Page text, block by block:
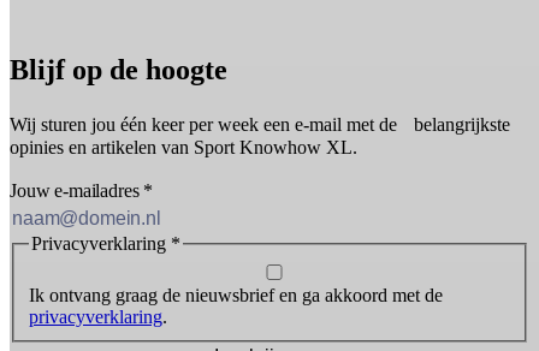
Blijf op de hoogte
Wij sturen jou één keer per week een e-mail met de belangrijkste
opinies en artikelen van Sport Knowhow XL.
Jouw e-mailadres *
Privacyverklaring *
Ik ontvang graag de nieuwsbrief en ga akkoord met de
privacyverklaring.